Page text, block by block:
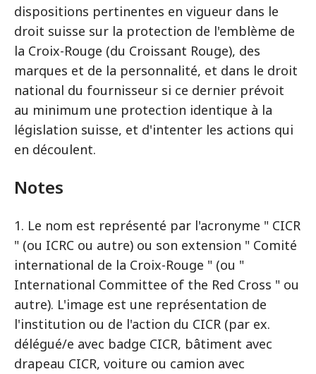
dispositions pertinentes en vigueur dans le
droit suisse sur la protection de l'emblème de
la Croix-Rouge (du Croissant Rouge), des
marques et de la personnalité, et dans le droit
national du fournisseur si ce dernier prévoit
au minimum une protection identique à la
législation suisse, et d'intenter les actions qui
en découlent.
Notes
1. Le nom est représenté par l'acronyme " CICR
" (ou ICRC ou autre) ou son extension " Comité
international de la Croix-Rouge " (ou "
International Committee of the Red Cross " ou
autre). L'image est une représentation de
l'institution ou de l'action du CICR (par ex.
délégué/e avec badge CICR, bâtiment avec
drapeau CICR, voiture ou camion avec